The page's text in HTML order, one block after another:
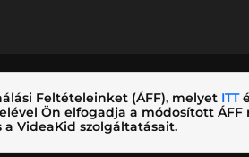
Feltételeinket (ÁFF), melyet ITT
Ön elfogadja a módosított
VideaKid szolgáltatásait.